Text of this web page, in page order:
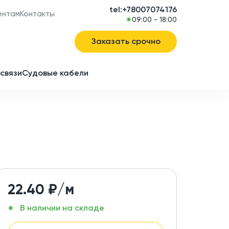
Контакты tel:+78007074176
09:00 - 18:00
Заказать срочно
Судовые кабели
22.40 ₽/м
В наличии на складе